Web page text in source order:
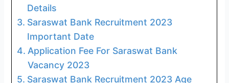
Details
Saraswat Bank Recruitment 2023
Important Date
Application Fee For Saraswat Bank
Vacancy 2023
Saraswat Bank Recruitment 2023 Age